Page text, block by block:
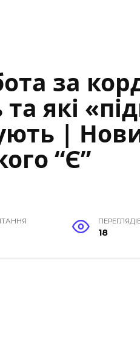
за
які
|
“Є”
18